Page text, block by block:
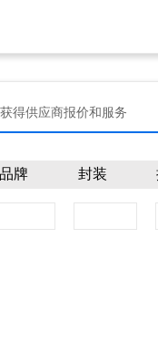
得供应商报价和服务
品牌 封装